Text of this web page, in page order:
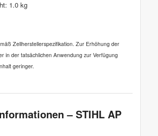
1.0 kg
Zellherstellerspezifikation. Zur Erhöhung der
in der tatsächlichen Anwendung zur Verfügung
geringer.
– STIHL AP